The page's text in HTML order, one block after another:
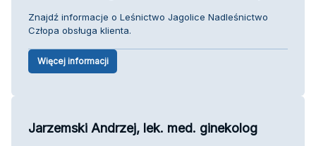
Znajdź informacje o Leśnictwo Jagolice Nadleśnictwo
Człopa obsługa klienta.
Więcej informacji
Jarzemski Andrzej, lek. med. ginekolog